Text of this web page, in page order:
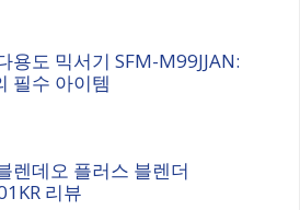
용도 믹서기 SFM-M99JJAN:
필수 아이템
렌데오 플러스 블렌더
리뷰